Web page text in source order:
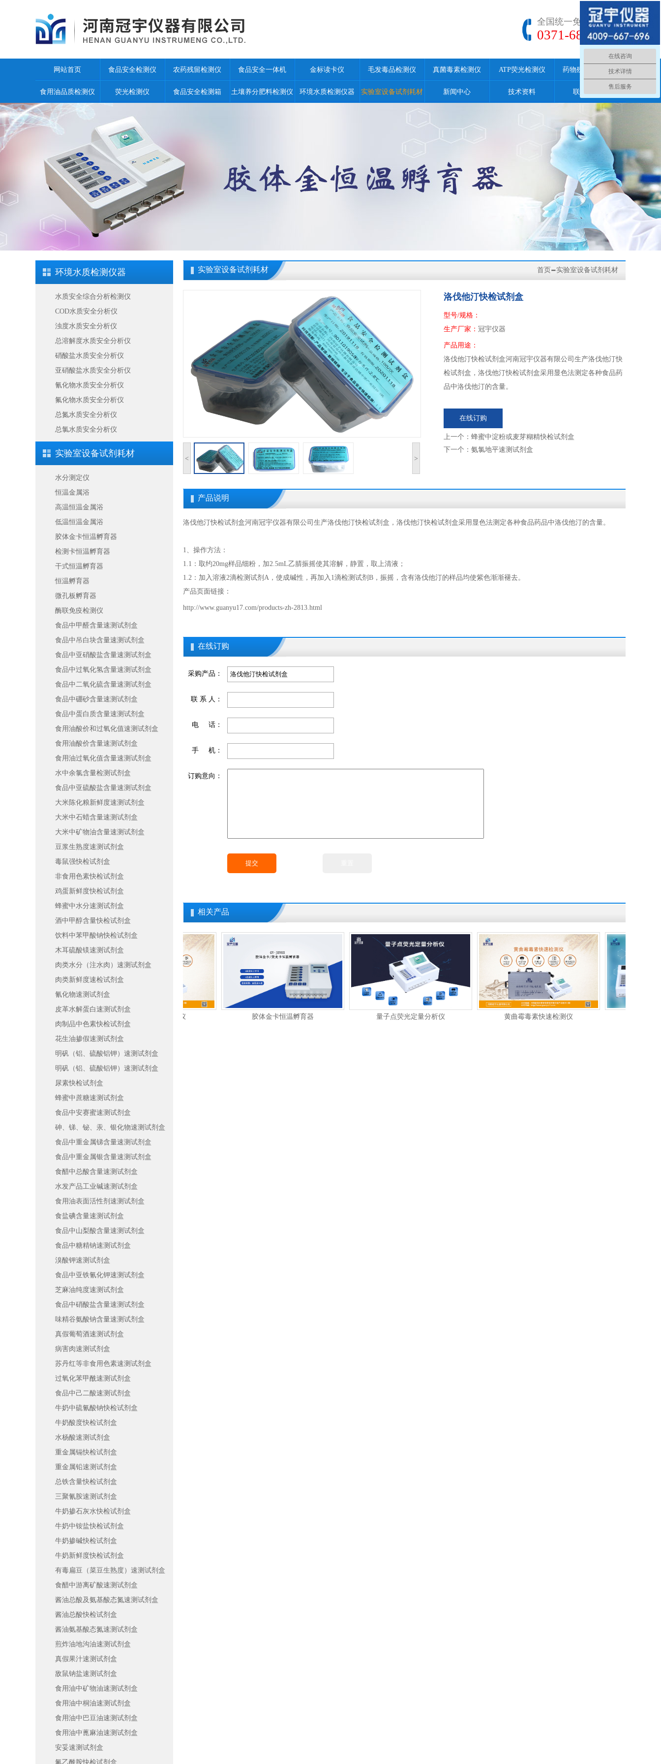
全国统一免费服务热线
0371-68186699
网站首页 食品安全检测仪 农药残留检测仪 食品安全一体机 金标读卡仪 毛发毒品检测仪 真菌毒素检测仪 ATP荧光检测仪 药物残留检测仪
食用油品质检测仪 荧光检测仪 食品安全检测箱 土壤养分肥料检测仪 环境水质检测仪器 实验室设备试剂耗材 新闻中心 技术资料 联系我们
环境水质检测仪器
水质安全综合分析检测仪
COD水质安全分析仪
浊度水质安全分析仪
总溶解度水质安全分析仪
硝酸盐水质安全分析仪
亚硝酸盐水质安全分析仪
氰化物水质安全分析仪
氟化物水质安全分析仪
总氮水质安全分析仪
总氯水质安全分析仪
实验室设备试剂耗材
水分测定仪
恒温金属浴
高温恒温金属浴
低温恒温金属浴
胶体金卡恒温孵育器
检测卡恒温孵育器
干式恒温孵育器
恒温孵育器
微孔板孵育器
酶联免疫检测仪
食品中甲醛含量速测试剂盒
食品中吊白块含量速测试剂盒
食品中亚硝酸盐含量速测试剂盒
食品中过氧化氢含量速测试剂盒
食品中二氧化硫含量速测试剂盒
食品中硼砂含量速测试剂盒
食品中蛋白质含量速测试剂盒
食用油酸价和过氧化值速测试剂盒
食用油酸价含量速测试剂盒
食用油过氧化值含量速测试剂盒
水中余氯含量检测试剂盒
食品中亚硫酸盐含量速测试剂盒
大米陈化粮新鲜度速测试剂盒
大米中石蜡含量速测试剂盒
大米中矿物油含量速测试剂盒
豆浆生熟度速测试剂盒
毒鼠强快检试剂盒
非食用色素快检试剂盒
鸡蛋新鲜度快检试剂盒
蜂蜜中水分速测试剂盒
酒中甲醇含量快检试剂盒
饮料中苯甲酸钠快检试剂盒
木耳硫酸镁速测试剂盒
肉类水分（注水肉）速测试剂盒
肉类新鲜度速检试剂盒
氰化物速测试剂盒
皮革水解蛋白速测试剂盒
肉制品中色素快检试剂盒
花生油掺假速测试剂盒
明矾（铝、硫酸铝钾）速测试剂盒
明矾（铝、硫酸铝钾）速测试剂盒
尿素快检试剂盒
蜂蜜中蔗糖速测试剂盒
食品中安赛蜜速测试剂盒
砷、锑、铋、汞、银化物速测试剂盒
食品中重金属锑含量速测试剂盒
食品中重金属银含量速测试剂盒
食醋中总酸含量速测试剂盒
水发产品工业碱速测试剂盒
食用油表面活性剂速测试剂盒
食盐碘含量速测试剂盒
食品中山梨酸含量速测试剂盒
食品中糖精钠速测试剂盒
溴酸钾速测试剂盒
食品中亚铁氰化钾速测试剂盒
芝麻油纯度速测试剂盒
食品中硝酸盐含量速测试剂盒
味精谷氨酸钠含量速测试剂盒
真假葡萄酒速测试剂盒
病害肉速测试剂盒
苏丹红等非食用色素速测试剂盒
过氧化苯甲酰速测试剂盒
食品中己二酸速测试剂盒
牛奶中硫氰酸钠快检试剂盒
牛奶酸度快检试剂盒
水杨酸速测试剂盒
重金属镉快检试剂盒
重金属铅速测试剂盒
总铁含量快检试剂盒
三聚氰胺速测试剂盒
牛奶掺石灰水快检试剂盒
牛奶中铵盐快检试剂盒
牛奶掺碱快检试剂盒
牛奶新鲜度快检试剂盒
有毒扁豆（菜豆生熟度）速测试剂盒
食醋中游离矿酸速测试剂盒
酱油总酸及氨基酸态氮速测试剂盒
酱油总酸快检试剂盒
酱油氨基酸态氮速测试剂盒
煎炸油地沟油速测试剂盒
真假果汁速测试剂盒
敌鼠钠盐速测试剂盒
食用油中矿物油速测试剂盒
食用油中桐油速测试剂盒
食用油中巴豆油速测试剂盒
食用油中蓖麻油速测试剂盒
安妥速测试剂盒
氟乙酰胺快检试剂盒
实验室设备试剂耗材 首页 -实验室设备试剂耗材
< >
洛伐他汀快检试剂盒
型号/规格：
生产厂家： 冠宇仪器
产品用途：
洛伐他汀快检试剂盒河南冠宇仪器有限公司生产洛伐他汀快
检试剂盒，洛伐他汀快检试剂盒采用显色法测定各种食品药
品中洛伐他汀的含量。
在线订购
上一个： 蜂蜜中淀粉或麦芽糊精快检试剂盒
下一个： 氨氯地平速测试剂盒
产品说明
洛伐他汀快检试剂盒河南冠宇仪器有限公司生产洛伐他汀快检试剂盒 ，洛伐他汀快检试剂盒采用显色法测定各种食品药品中洛伐他汀的含量。
1、操作方法：
1.1：取约20mg样品细粉，加2.5mL乙腈振摇使其溶解，静置，取上清液；
1.2：加入溶液2滴检测试剂A，使成碱性，再加入1滴检测试剂B，振摇，含有洛伐他汀的样品均使紫色渐渐褪去。
产品页面链接：
http://www.guanyu17.com/products-zh-2813.html
在线订购
采购产品：
联 系 人：
电 话：
手 机：
订购意向：
相关产品
胶体金卡恒温孵育器 量子点荧光定量分析仪 黄曲霉毒素快速检测仪
在线咨询
技术详情
售后服务